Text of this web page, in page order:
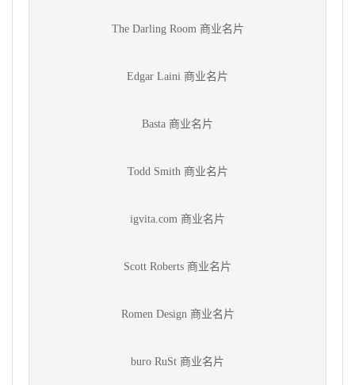
The Darling Room 商业名片
Edgar Laini 商业名片
Basta 商业名片
Todd Smith 商业名片
igvita.com 商业名片
Scott Roberts 商业名片
Romen Design 商业名片
buro RuSt 商业名片